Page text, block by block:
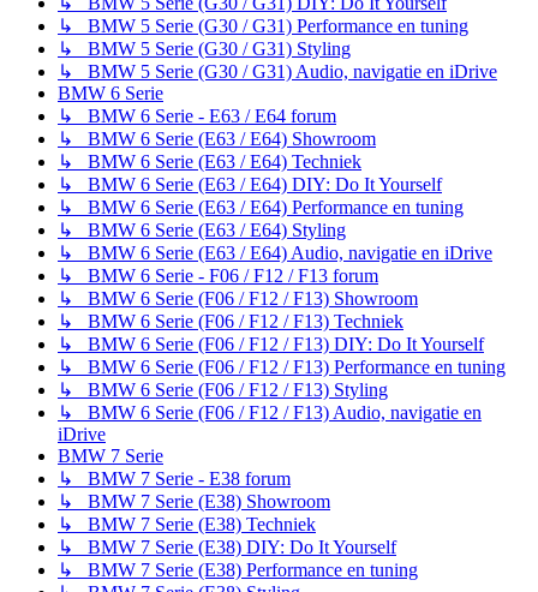
↳ BMW 5 Serie (G30 / G31) Performance en tuning
↳ BMW 5 Serie (G30 / G31) Styling
↳ BMW 5 Serie (G30 / G31) Audio, navigatie en iDrive
BMW 6 Serie
↳ BMW 6 Serie - E63 / E64 forum
↳ BMW 6 Serie (E63 / E64) Showroom
↳ BMW 6 Serie (E63 / E64) Techniek
↳ BMW 6 Serie (E63 / E64) DIY: Do It Yourself
↳ BMW 6 Serie (E63 / E64) Performance en tuning
↳ BMW 6 Serie (E63 / E64) Styling
↳ BMW 6 Serie (E63 / E64) Audio, navigatie en iDrive
↳ BMW 6 Serie - F06 / F12 / F13 forum
↳ BMW 6 Serie (F06 / F12 / F13) Showroom
↳ BMW 6 Serie (F06 / F12 / F13) Techniek
↳ BMW 6 Serie (F06 / F12 / F13) DIY: Do It Yourself
↳ BMW 6 Serie (F06 / F12 / F13) Performance en tuning
↳ BMW 6 Serie (F06 / F12 / F13) Styling
↳ BMW 6 Serie (F06 / F12 / F13) Audio, navigatie en
iDrive
BMW 7 Serie
↳ BMW 7 Serie - E38 forum
↳ BMW 7 Serie (E38) Showroom
↳ BMW 7 Serie (E38) Techniek
↳ BMW 7 Serie (E38) DIY: Do It Yourself
↳ BMW 7 Serie (E38) Performance en tuning